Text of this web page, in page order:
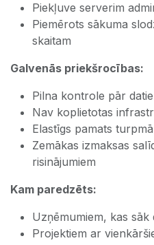
Piekļuve serverim
Piemērots sākuma
skaitam
Galvenās priekšrocības:
Pilna kontrole pār
Nav koplietotas
Elastīgs pamats
Zemākas izmaksas
risinājumiem
Kam paredzēts:
Uzņēmumiem, kas
Projektiem ar